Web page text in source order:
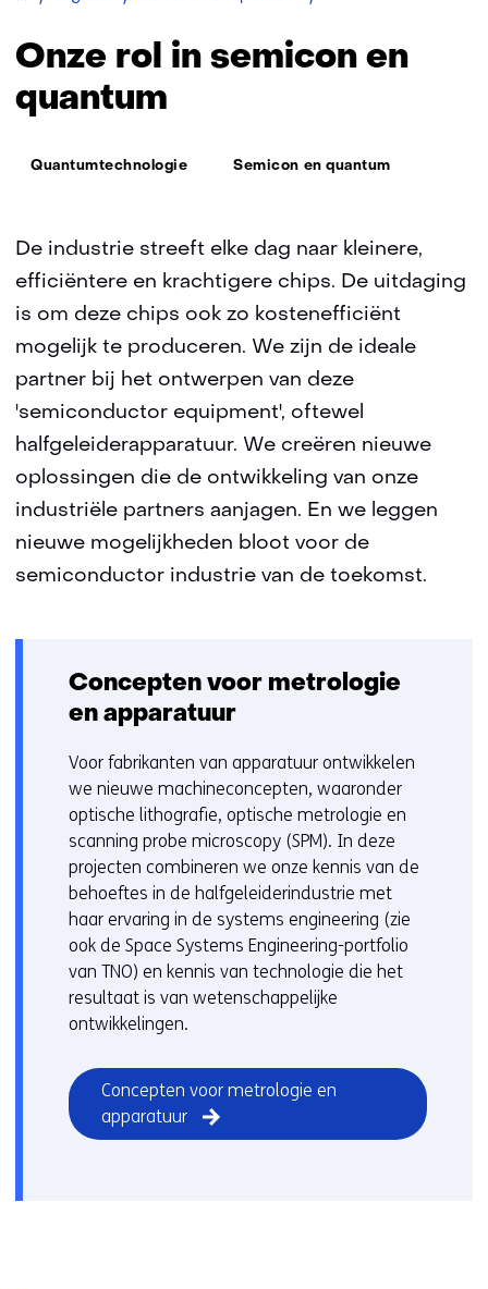
semicon
Onze rol in semicon en
quantum
Thema:
Quantumtechnologie Semicon en quantum
De industrie streeft elke dag naar kleinere,
efficiëntere en krachtigere chips. De uitdaging
is om deze chips ook zo kostenefficiënt
mogelijk te produceren. We zijn de ideale
partner bij het ontwerpen van deze
'semiconductor equipment', oftewel
halfgeleiderapparatuur. We creëren nieuwe
oplossingen die de ontwikkeling van onze
industriële partners aanjagen. En we leggen
nieuwe mogelijkheden bloot voor de
semiconductor industrie van de toekomst.
Concepten voor metrologie
en apparatuur
Voor fabrikanten van apparatuur ontwikkelen
we nieuwe machineconcepten, waaronder
optische lithografie, optische metrologie en
scanning probe microscopy (SPM). In deze
projecten combineren we onze kennis van de
behoeftes in de halfgeleiderindustrie met
haar ervaring in de systems engineering (zie
ook de Space Systems Engineering-portfolio
van TNO) en kennis van technologie die het
resultaat is van wetenschappelijke
ontwikkelingen.
Concepten voor metrologie en
apparatuur